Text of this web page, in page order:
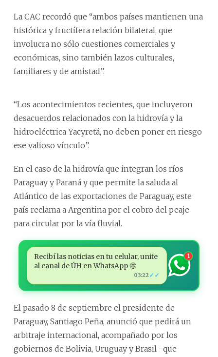
La CAC recordó que “ambos países mantienen una
histórica y fructífera relación bilateral, que
involucra no sólo cuestiones comerciales y
económicas, sino también lazos culturales,
familiares y de amistad”.
“Los acontecimientos recientes, que incluyeron
desacuerdos relacionados con la hidrovía y la
hidroeléctrica Yacyretá, no deben poner en riesgo
ese valioso vínculo”.
En el caso de la hidrovía que integran los ríos
Paraguay y Paraná y que permite la saluda al
Atlántico de las exportaciones de Paraguay, este
país reclama a Argentina por el cobro del peaje
para circular por la vía fluvial.
Recibí las noticias en tu celular, unite
al canal de ÚH en WhatsApp 🤩
03:22 ✓✓
1
El pasado 8 de septiembre el presidente de
Paraguay, Santiago Peña, anunció que pedirá un
arbitraje internacional, acompañado por los
gobiernos de Bolivia, Uruguay y Brasil -que